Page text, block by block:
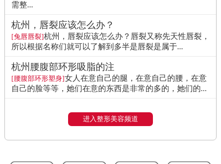
需整...
杭州，唇裂应该怎么办？
[兔唇唇裂]杭州，唇裂应该怎么办？唇裂又称先天性唇裂，
所以根据名称们就可以了解到多半是唇裂是属于...
杭州腰腹部环形吸脂的注
[腰腹部环形塑身]女人在意自己的腿，在意自己的腰，在意
自己的脸等等，她们在意的东西是非常的多的，她们的...
进入整形美容频道